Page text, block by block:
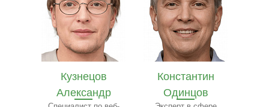
Константин
Одинцов
Илья Лебедев
Эксперт по
архитектуре